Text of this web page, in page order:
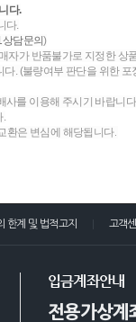
다.
다.
상담문의)
자가 반품불가로 지정한 상
. (불량여부 판단을 위한
사를 이용해 주시기 바랍니
.
환은 변심에 해당됩니다.
한계 및 법적고지 고객
입금계좌안내
전용가상계